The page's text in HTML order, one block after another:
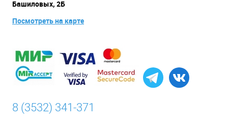
Башиловых, 2Б
Посмотреть на карте
8 (3532) 341-371